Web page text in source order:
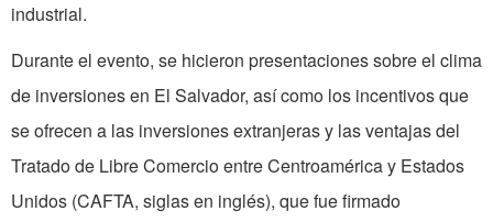
industrial.
Durante el evento, se hicieron presentaciones sobre el clima
de inversiones en El Salvador, así como los incentivos que
se ofrecen a las inversiones extranjeras y las ventajas del
Tratado de Libre Comercio entre Centroamérica y Estados
Unidos (CAFTA, siglas en inglés), que fue firmado